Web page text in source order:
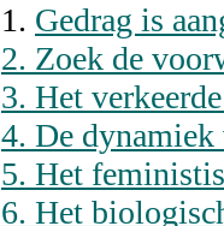
1. Gedrag is
2. Zoek de
3. Het
4. De
5. Het
6. Het